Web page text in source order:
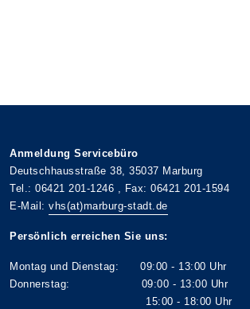
Anmeldung Servicebüro
Deutschhausstraße 38, 35037 Marburg
Tel.: 06421 201-1246 , Fax: 06421 201-1594
E-Mail: vhs(at)marburg-stadt.de
Persönlich erreichen Sie uns:
Montag und Dienstag: 09:00 - 13:00 Uhr
Donnerstag: 09:00 - 13:00 Uhr
15:00 - 18:00 Uhr